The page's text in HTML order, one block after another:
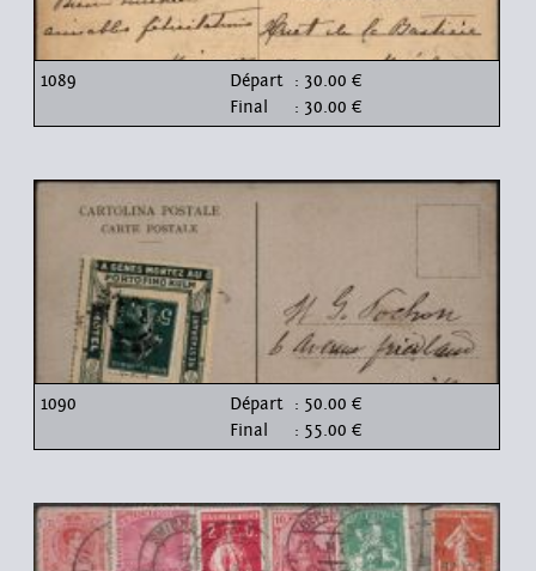
1089 Départ : 30.00 €
Final
: 30.00 €
1090 Départ : 50.00 €
Final
: 55.00 €